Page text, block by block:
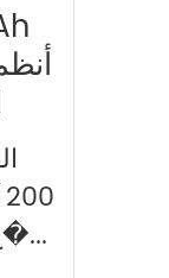
ساعة) صُنع بخلايا درجة A ج�...